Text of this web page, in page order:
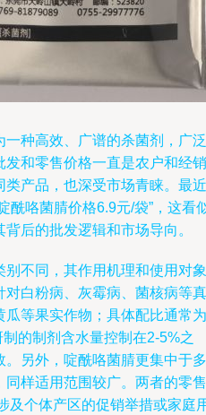
种高效、广谱的杀菌剂，广泛
和零售价格一直是农户和经销
产品，也深受市场青睐。最近
酰咯菌腈价格6.9元/袋”，这看
后的批发逻辑和市场导向。
不同，其作用机理和使用对象
白粉病、灰霉病、菌核病等真
等果实作物；具体配比通常为
的制剂含水量控制在2-5%之
另外，啶酰咯菌腈更集中于多
样适用范围较广。两者的零售
及个体产区的促销举措或家庭